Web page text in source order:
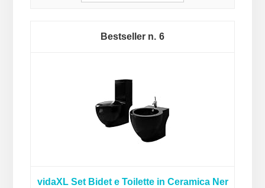
6
vidaXL Set Bidet e Toilette in Ceramica Ner